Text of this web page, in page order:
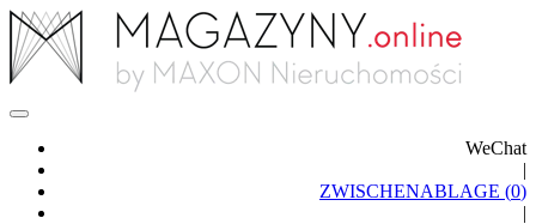
WeChat
|
ZWISCHENABLAGE (0)
|